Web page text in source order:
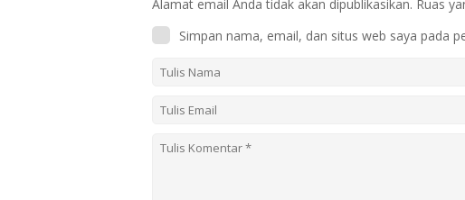
Alamat email Anda tidak akan dipublikasikan. Ruas
Simpan nama, email, dan situs web saya pada